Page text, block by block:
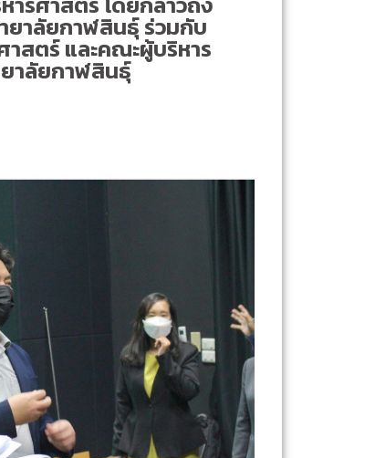
ยาลัยกาฬสินธุ์ ร่วมกับ
สตร์ และคณะผู้บริหาร
าลัยกาฬสินธุ์